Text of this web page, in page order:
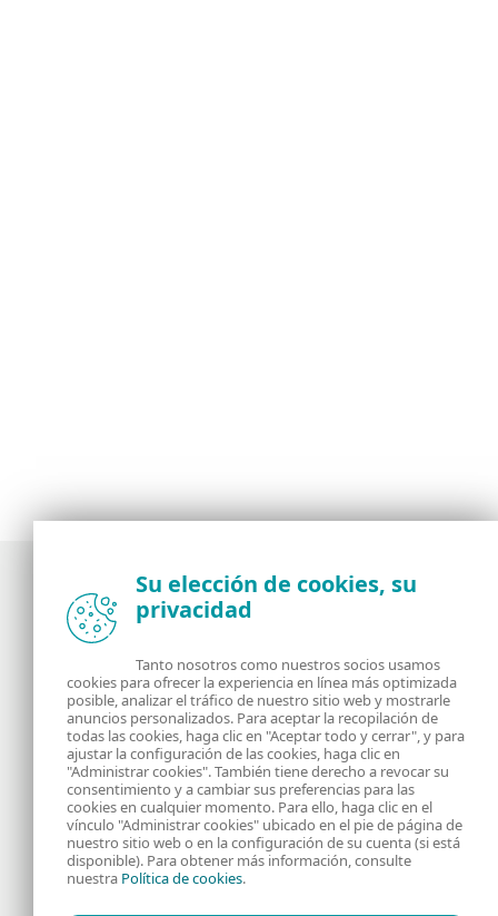
Noticias, opiniones y análisis de la comunidad de
seguridad de ESET
Acerca de RSS Feed
Contáctanos Dirección
Información Legal Política de Cookies
Política de privacidad
Su elección de cookies, su
privacidad
Tanto nosotros como nuestros socios usamos
cookies para ofrecer la experiencia en línea más optimizada
posible, analizar el tráfico de nuestro sitio web y mostrarle
anuncios personalizados. Para aceptar la recopilación de
todas las cookies, haga clic en "Aceptar todo y cerrar", y para
ajustar la configuración de las cookies, haga clic en
"Administrar cookies". También tiene derecho a revocar su
consentimiento y a cambiar sus preferencias para las
cookies en cualquier momento. Para ello, haga clic en el
vínculo "Administrar cookies" ubicado en el pie de página de
nuestro sitio web o en la configuración de su cuenta (si está
disponible). Para obtener más información, consulte
nuestra Política de cookies.